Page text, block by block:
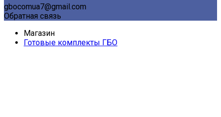
gbocomua7@gmail.com
Обратная связь
Магазин
Готовые комплекты ГБО